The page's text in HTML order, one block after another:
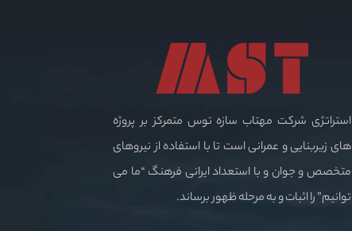
استراتژی شرکت مهتاب سازه توس متمرکز بر پروژه
های زیربنایی و عمرانی است تا با استفاده از نیروهای
متخصص و جوان و با استعداد ایرانی فرهنگ “ما می
توانیم” را اثبات و به مرحله ظهور برساند.